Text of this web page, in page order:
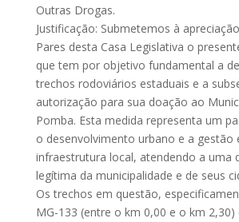
Outras Drogas.
Justificação: Submetemos à
Pares desta Casa Legislativa o
que tem por objetivo fundamental a
trechos rodoviários estaduais e a
autorização para sua doação ao
Pomba. Esta medida representa um
o desenvolvimento urbano e a gestão
infraestrutura local, atendendo a uma
legítima da municipalidade e de seus
Os trechos em questão,
MG-133 (entre o km 0,00 e o km 2,30)